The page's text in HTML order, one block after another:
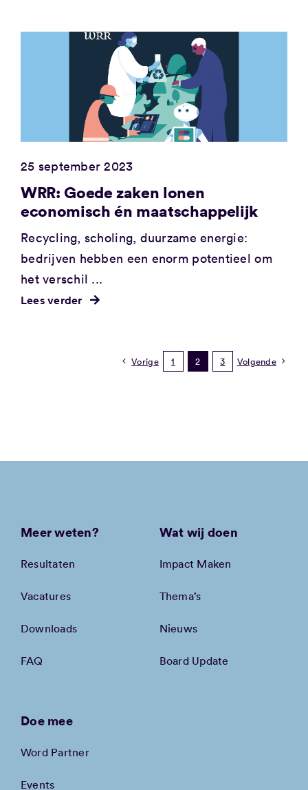
25 september 2023
WRR: Goede zaken lonen
economisch én maatschappelijk
Recycling, scholing, duurzame energie:
bedrijven hebben een enorm potentieel om
het verschil ...
Lees verder
Vorige 1 2 3 Volgende
Meer weten?
Resultaten
Vacatures
Downloads
FAQ
Wat wij doen
Impact Maken
Thema’s
Nieuws
Board Update
Doe mee
Word Partner
Events